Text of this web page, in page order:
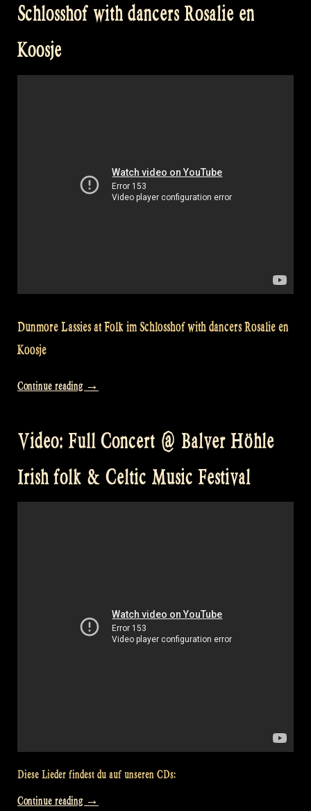
Pumpkin’s
Crossing
Home“
Schlosshof with dancers Rosalie en
Koosje
Dunmore Lassies at Folk im Schlosshof with dancers Rosalie en
Koosje
Continue reading „Video:
at
im
Schlosshof
→
Video: Full Concert @ Balver Höhle
Irish folk & Celtic Music Festival
Diese Lieder findest du auf unseren CDs:
Continue reading „Video:
→